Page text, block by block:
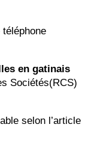
en gatinais
Sociétés(RCS)
selon l’article